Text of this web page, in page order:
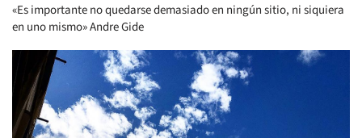
«Es importante no quedarse demasiado en ningún sitio, ni siquiera
en uno mismo» Andre Gide